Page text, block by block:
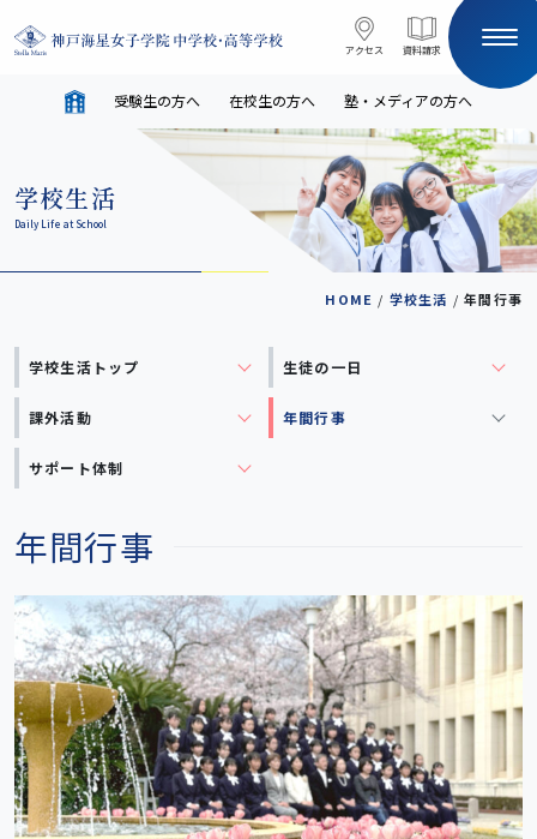
アクセス 資料請求
アクセス 資料請求
HOME
在校生の方へ
塾・メディアの方へ
教育と進路
学校生活
入試情報
お知らせ
受験生の方へ 在校生の方へ 塾・メディアの方へ
学校生活
Daily Life at School
HOME / 学校生活 / 年間行事
学校生活 トップ 生徒の一日
課外活動 年間行事
サポート体制
年間行事